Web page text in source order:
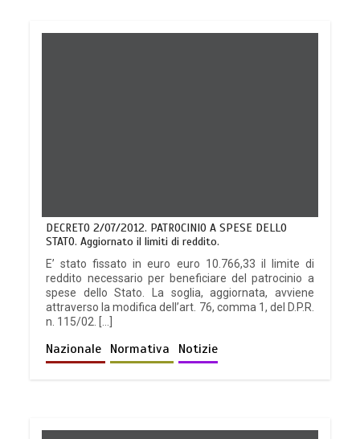
DECRETO 2/07/2012. PATROCINIO A SPESE DELLO
STATO. Aggiornato il limiti di reddito.
E’ stato fissato in euro euro 10.766,33 il limite di
reddito necessario per beneficiare del patrocinio a
spese dello Stato. La soglia, aggiornata, avviene
attraverso la modifica dell’art. 76, comma 1, del D.P.R.
n. 115/02. […]
Nazionale Normativa Notizie